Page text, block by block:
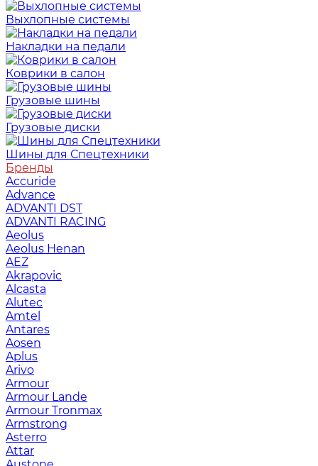
Выхлопные системы
Накладки на педали
Коврики в салон
Грузовые шины
Грузовые диски
Шины для Спецтехники
Бренды
Accuride
Advance
ADVANTI DST
ADVANTI RACING
Aeolus
Aeolus Henan
AEZ
Akrapovic
Alcasta
Alutec
Amtel
Antares
Aosen
Aplus
Arivo
Armour
Armour Lande
Armour Tronmax
Armstrong
Asterro
Attar